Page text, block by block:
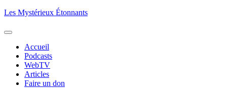
Aller
contenu
Les Mystérieux Étonnants
Accueil
Podcasts
WebTV
Articles
Faire un don